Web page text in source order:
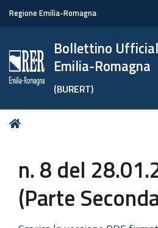
Regione Emilia-Romagna
Bollettino
Emilia-Romagna
(BURERT)
Tu
n. 8 del
(Parte